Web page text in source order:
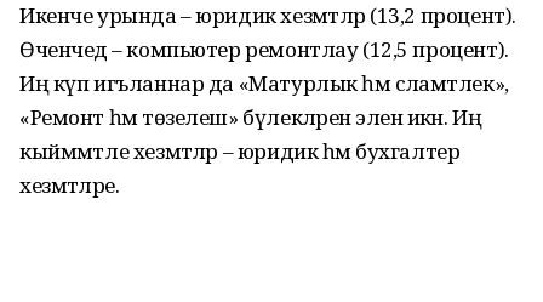
Икенче урында – юридик хезмәтләр (13,2 процент).
Өченчедә – компьютер ремонтлау (12,5 процент).
Иң күп игъланнар да «Матурлык һәм сәламәтлек»,
«Ремонт һәм төзелеш» бүлекләренә эленә икән. Иң
кыйммәтле хезмәтләр – юридик һәм бухгалтер
хезмәтләре.